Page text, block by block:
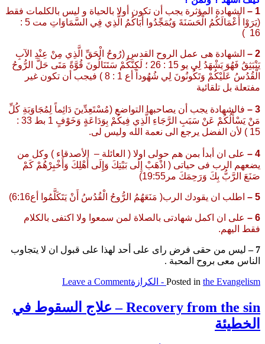
1 –
الشهادة المؤثرة يجب أن تكون أولا بالحياة و ليس بالكلمات فقط
(يَرَوْا أَعْمَالَكُمُ الْحَسَنَةَ وَيُمَجِّدُوا أَبَاكُمُ الَّذِي فِي السَّمَاوَاتِ مت 5 :
16
)
2 –
الشهادة هى عمل الروح القدس (رُوحُ الْحَقِّ الَّذِي مِنْ عِنْدِ الآبِ
يَنْبَثِقُ فَهُوَ يَشْهَدُ لِي يو 15 : 26 ؛ لَكِنَّكُمْ سَتَنَالُونَ قُوَّةً مَتَى حَلَّ الرُّوحُ
الْقُدُسُ عَلَيْكُمْ وَتَكُونُونَ لِي شُهُوداً أع 1 : 8 ) فيجب أن تكون غير
مفتعلة بل تلقائية
3 –
فالشهادة يجب أن يصاحبها التواضع (مُسْتَعِدِّينَ دَائِماً لِمُجَاوَبَةِ كُلِّ
مَنْ يَسْأَلُكُمْ عَنْ سَبَبِ الرَّجَاءِ الَّذِي فِيكُمْ بِوَدَاعَةٍ وَخَوْفٍ 1 بط 33 :
15 ) لأن الفضل يرجع الى نعمة الله وليس لى.
4 –
على ان أبدأ بمن هم حولى اولا ( العائلة – الأصدقاء ) وكل من
يضعهم الرب فى حياتى ( اذْهَبْ إِلَى بَيْتِكَ وَإِلَى أَهْلِكَ وَأَخْبِرْهُمْ كَمْ
صَنَعَ الرَّبُّ بِكَ وَرَحِمَكَ مر19:55)
5 – اطلب ان يقودك الرب( مَنَعَهُمُ الرُّوحُ الْقُدُسُ أَنْ يَتَكَلَّمُوا أع6:16)
6 –
على ان اكمل شهادتى بالصلاة لمن سمعوا ولا اكتفى بالكلام
فقط اليهم.
7 –
ليس من حقى فرض راى على أحد لهذا على قبول ان لا يتجاوب
الناس معى بروح المحبة .
Posted in the Evangelism - الكرازة Leave a Comment
on
of
the
Recovery from the sin – علاج السقوط في
الخطيئة